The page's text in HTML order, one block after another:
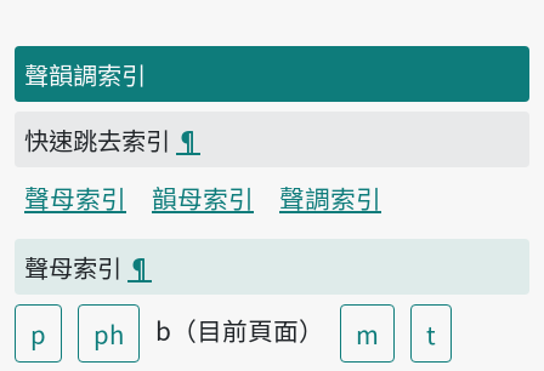
聲韻調索引
快速跳去索引 ¶
聲母索引
韻母索引
聲調索引
聲母索引 ¶
p
ph b（目前頁面） m
t